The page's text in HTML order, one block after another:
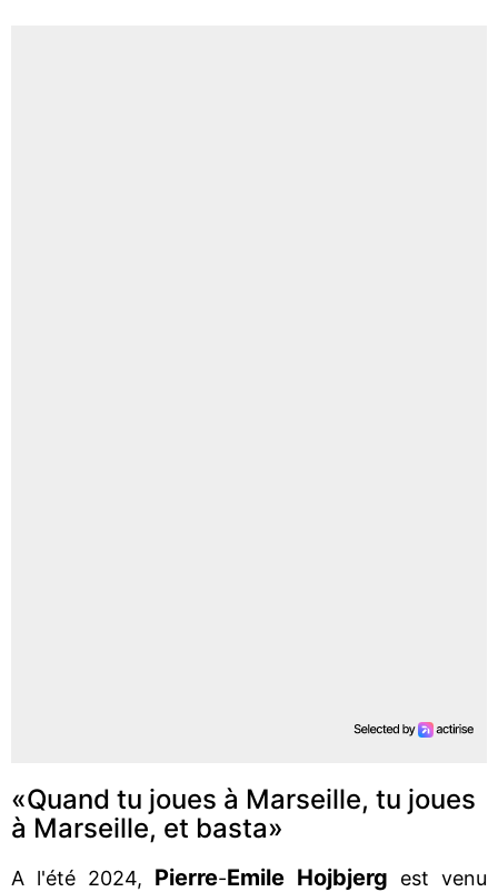
«Quand tu joues à Marseille, tu joues
à Marseille, et basta»
A l'été 2024, Pierre-Emile Hojbjerg
est venu